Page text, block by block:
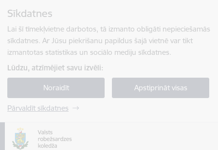
Sīkdatnes
Lai šī tīmekļvietne darbotos, tā izmanto obligāti nepieciešamās
sīkdatnes. Ar Jūsu piekrišanu papildus šajā vietnē var tikt
izmantotas statistikas un sociālo mediju sīkdatnes.
Lūdzu, atzīmējiet savu izvēli:
Noraidīt Apstiprināt visas
Pārvaldīt sīkdatnes